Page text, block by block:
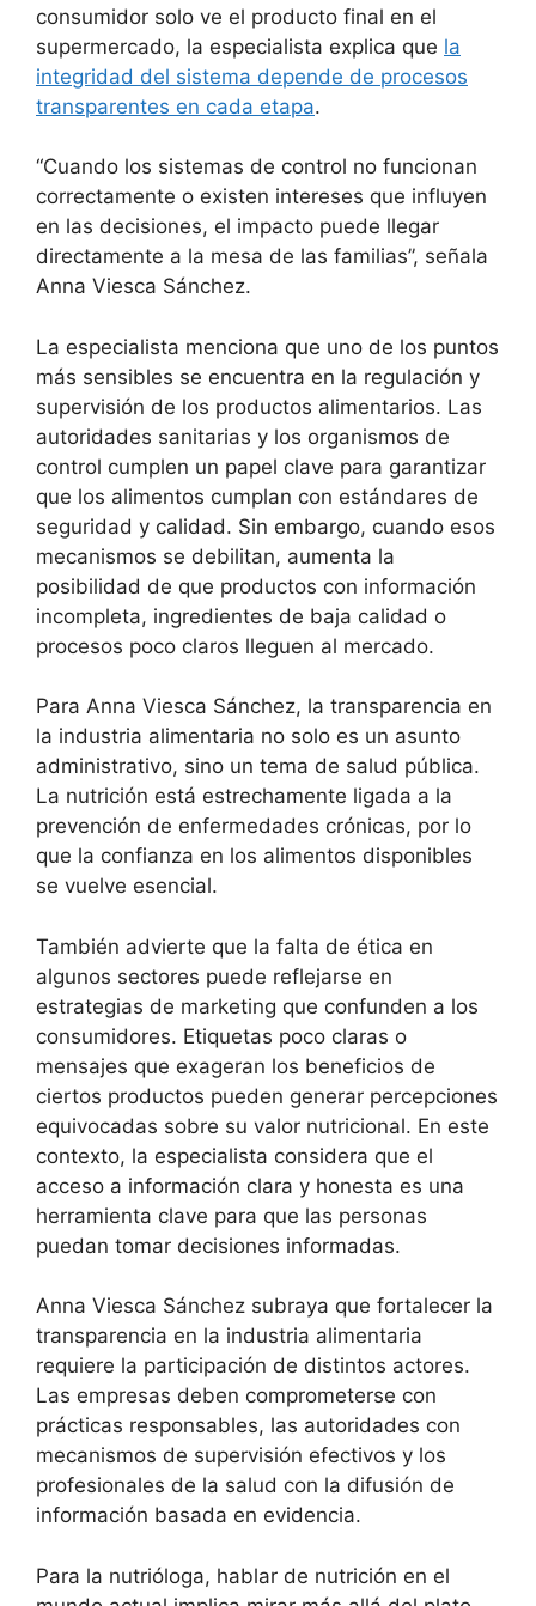
consumidor solo ve el producto final en el
supermercado, la especialista explica que la
integridad del sistema depende de procesos
transparentes en cada etapa.
“Cuando los sistemas de control no funcionan
correctamente o existen intereses que influyen
en las decisiones, el impacto puede llegar
directamente a la mesa de las familias”, señala
Anna Viesca Sánchez.
La especialista menciona que uno de los puntos
más sensibles se encuentra en la regulación y
supervisión de los productos alimentarios. Las
autoridades sanitarias y los organismos de
control cumplen un papel clave para garantizar
que los alimentos cumplan con estándares de
seguridad y calidad. Sin embargo, cuando esos
mecanismos se debilitan, aumenta la
posibilidad de que productos con información
incompleta, ingredientes de baja calidad o
procesos poco claros lleguen al mercado.
Para Anna Viesca Sánchez, la transparencia en
la industria alimentaria no solo es un asunto
administrativo, sino un tema de salud pública.
La nutrición está estrechamente ligada a la
prevención de enfermedades crónicas, por lo
que la confianza en los alimentos disponibles
se vuelve esencial.
También advierte que la falta de ética en
algunos sectores puede reflejarse en
estrategias de marketing que confunden a los
consumidores. Etiquetas poco claras o
mensajes que exageran los beneficios de
ciertos productos pueden generar percepciones
equivocadas sobre su valor nutricional. En este
contexto, la especialista considera que el
acceso a información clara y honesta es una
herramienta clave para que las personas
puedan tomar decisiones informadas.
Anna Viesca Sánchez subraya que fortalecer la
transparencia en la industria alimentaria
requiere la participación de distintos actores.
Las empresas deben comprometerse con
prácticas responsables, las autoridades con
mecanismos de supervisión efectivos y los
profesionales de la salud con la difusión de
información basada en evidencia.
Para la nutrióloga, hablar de nutrición en el